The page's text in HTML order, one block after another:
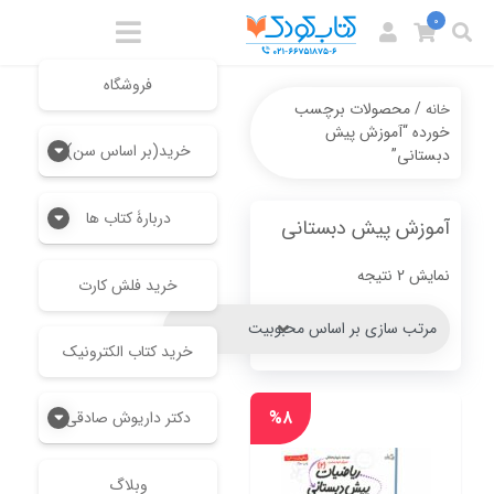
فروشگاه
خرید(بر اساس سن)
دربارۀ کتاب ها
خرید فلش کارت
خرید کتاب الکترونیک
دکتر داریوش صادقی
وبلاگ
0
خانه/ محصولات برچسب
خورده “آموزش پیش
دبستانی”
آموزش پیش دبستانی
نمایش 2 نتیجه
Sorted
popularity
%۸